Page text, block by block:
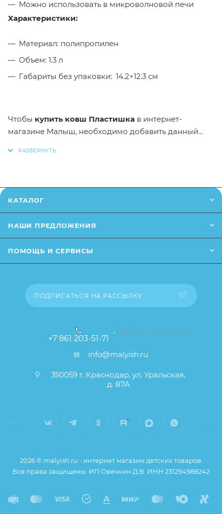
Можно использовать в микроволновой печи
Характеристики:
Материал: полипропилен
Объем: 1.3 л
Габариты без упаковки: 14.2×12.3 см
Чтобы купить ковш Пластишка в интернет-
магазине Малыш, необходимо добавить данный
отличаться от описания и изображения,
небольшие изменения в дизайне или упаковке и т.д.,
свойства товара), при этом основные
КАТАЛОГ
НАШИ ПРЕДЛОЖЕНИЯ
ПОМОЩЬ И СЕРВИСЫ
ПОДПИСАТЬСЯ НА РАССЫЛКУ
+7 861 203-51-71
ЗАКАЗАТЬ ЗВОНОК
info@malyish.ru
350059 г. Краснодар, ул. Уральская,
д. 87А
2026 © malyish.ru - интернет магазин детских товаров.
Все права защищены. ИП Овечкин Д.В. ИНН 231294988242